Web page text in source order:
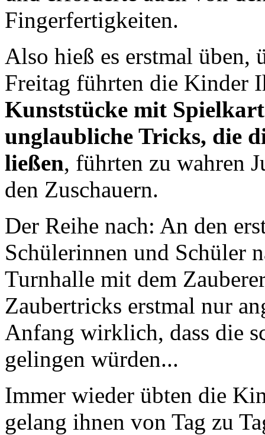
Fingerfertigkeiten.
Also hieß es erstmal üben,
Freitag führten die Kinder
Kunststücke mit
unglaubliche Tricks, die
ließen, führten zu wahren
den Zuschauern.
Der Reihe nach: An den
Schülerinnen und Schüler
Turnhalle mit dem
Zaubertricks erstmal nur
Anfang wirklich, dass die
gelingen würden...
Immer wieder übten die
gelang ihnen von Tag zu